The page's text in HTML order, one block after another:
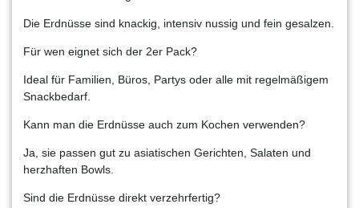
Die Erdnüsse sind knackig, intensiv nussig und fein gesalzen.
Für wen eignet sich der 2er Pack?
Ideal für Familien, Büros, Partys oder alle mit regelmäßigem
Snackbedarf.
Kann man die Erdnüsse auch zum Kochen verwenden?
Ja, sie passen gut zu asiatischen Gerichten, Salaten und
herzhaften Bowls.
Sind die Erdnüsse direkt verzehrfertig?